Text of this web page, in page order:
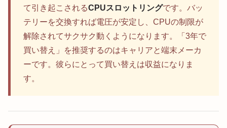
て引き起こされるCPUスロットリングです。バッ
テリーを交換すれば電圧が安定し、CPUの制限が
解除されてサクサク動くようになります。「3年で
買い替え」を推奨するのはキャリアと端末メーカ
ーです。彼らにとって買い替えは収益になりま
す。